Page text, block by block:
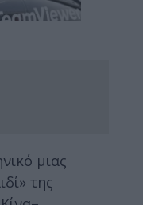
μιας
της